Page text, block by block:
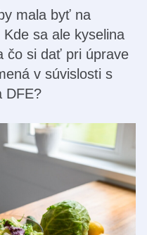
mala byť na
sa ale kyselina
čo si dať pri úprave
v súvislosti s
DFE?